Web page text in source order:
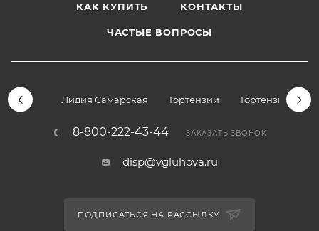
КАК КУПИТЬ КОНТАКТЫ
ЧАСТЫЕ ВОПРОСЫ
Лидия Самарская Гортензии Гортензии
8-800-222-43-44 ЗАКАЗАТЬ ЗВОНОК
disp@vgluhova.ru
ПОДПИСАТЬСЯ НА РАССЫЛКУ